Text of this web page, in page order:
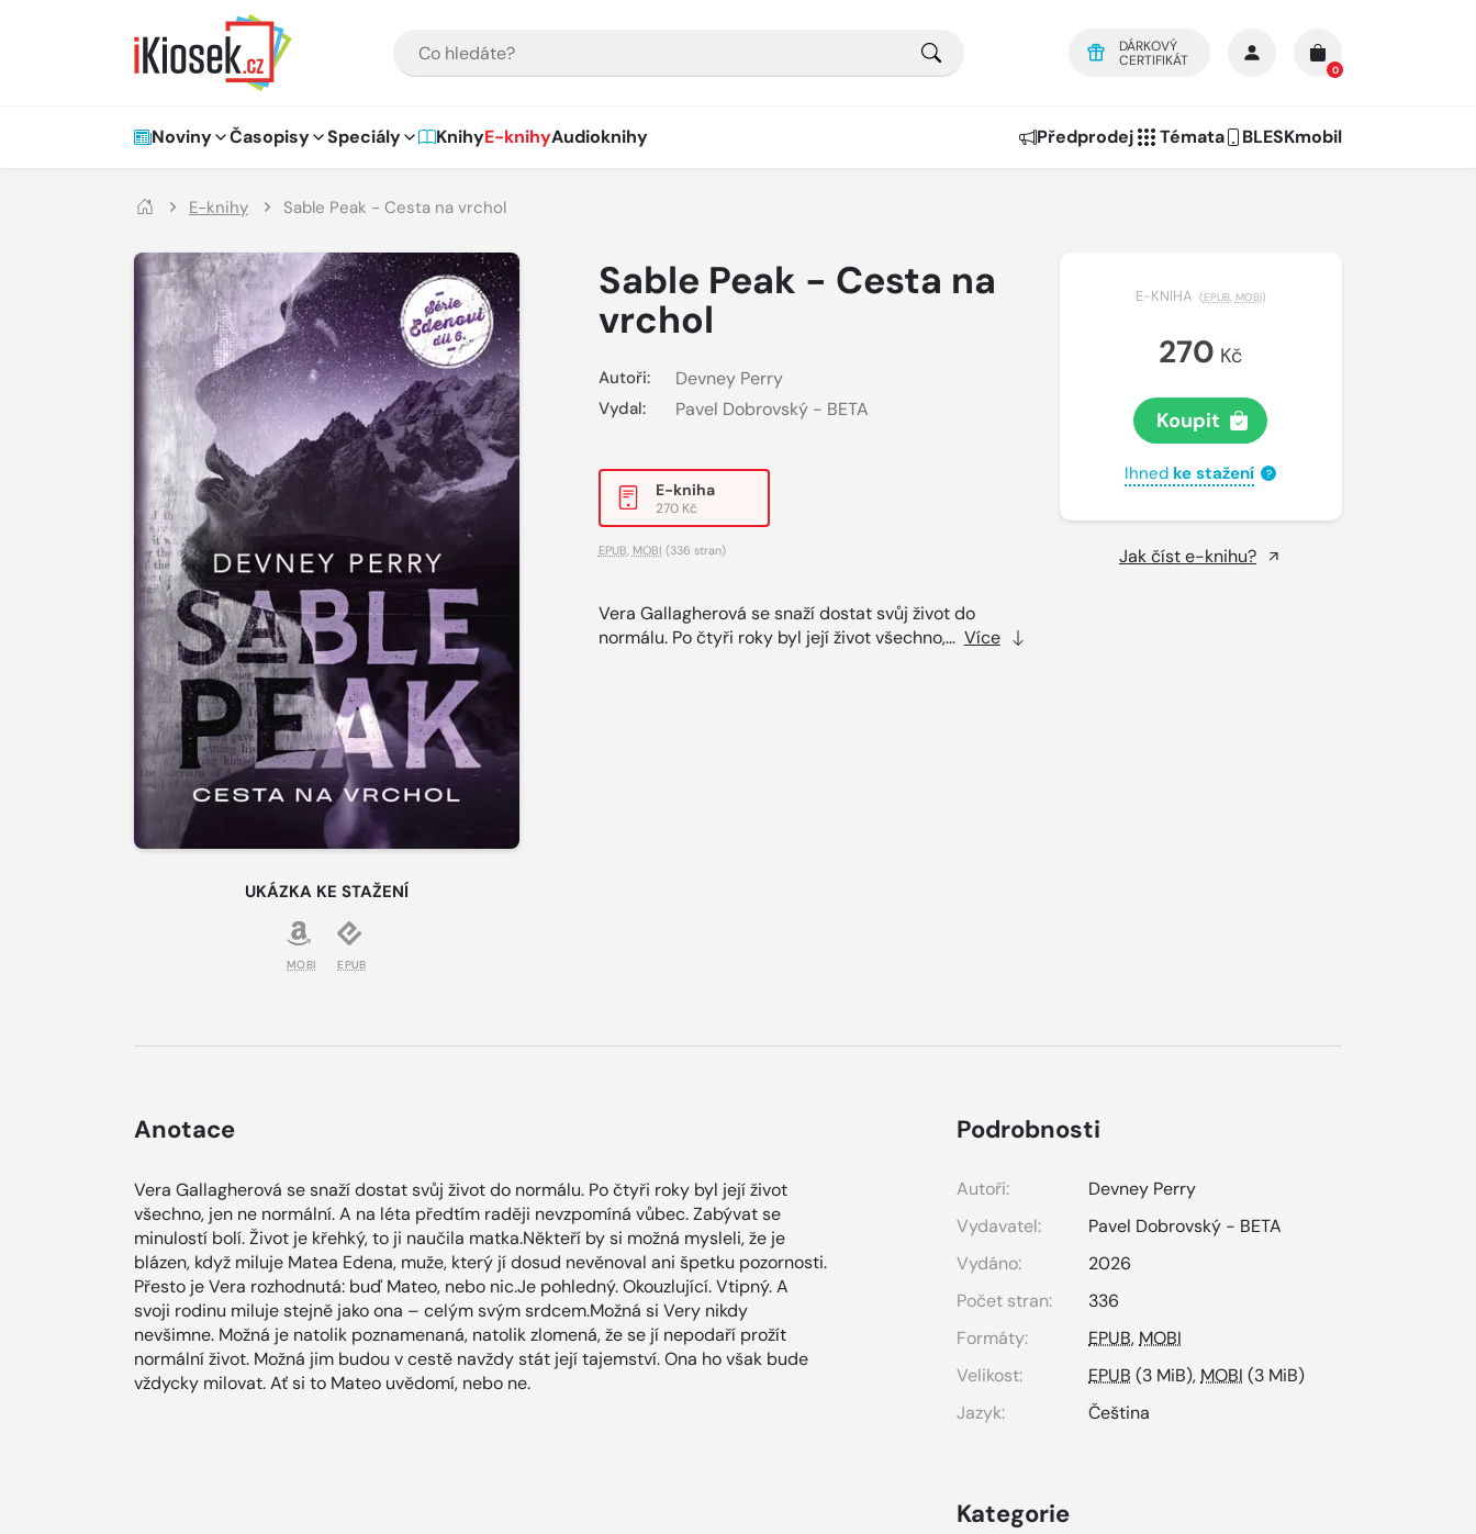
DÁRKOVÝ
CERTIFIKÁT
0
Hlavní navigace
Noviny Časopisy Speciály KnihyE-knihyAudioknihy Předprodej Témata BLESKmobil
E-knihy Sable Peak - Cesta na vrchol
UKÁZKA KE STAŽENÍ
MOBI EPUB
Sable Peak - Cesta na
vrchol
Autoři: Devney Perry
Vydal: Pavel Dobrovský - BETA
E-kniha
270 Kč
EPUB MOBI (336 stran)
Vera Gallagherová se snaží dostat svůj život do
normálu. Po čtyři roky byl její život všechno,... Více
E-KNIHA (EPUB, MOBI)
270 Kč
Koupit
Ihned ke stažení ?
Jak číst e-knihu?
Anotace
Vera Gallagherová se snaží dostat svůj život do normálu. Po čtyři roky byl její život
všechno, jen ne normální. A na léta předtím raději nevzpomíná vůbec. Zabývat se
minulostí bolí. Život je křehký, to ji naučila matka.Někteří by si možná mysleli, že je
blázen, když miluje Matea Edena, muže, který jí dosud nevěnoval ani špetku pozornosti.
Přesto je Vera rozhodnutá: buď Mateo, nebo nic.Je pohledný. Okouzlující. Vtipný. A
svoji rodinu miluje stejně jako ona – celým svým srdcem.Možná si Very nikdy
nevšimne. Možná je natolik poznamenaná, natolik zlomená, že se jí nepodaří prožít
normální život. Možná jim budou v cestě navždy stát její tajemství. Ona ho však bude
vždycky milovat. Ať si to Mateo uvědomí, nebo ne.
Podrobnosti
Autoři:
Devney Perry
Vydavatel:
Pavel Dobrovský - BETA
Vydáno:
2026
Počet stran:
336
Formáty:
EPUB, MOBI
Velikost:
EPUB (3 MiB), MOBI (3 MiB)
Jazyk:
Čeština
Kategorie